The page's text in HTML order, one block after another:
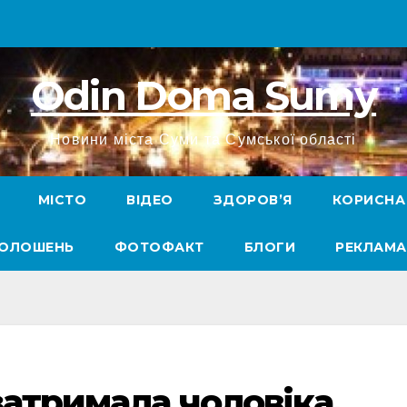
Odin Doma Sumy
Новини міста Суми та Сумської області
МІСТО ВІДЕО ЗДОРОВ’Я КОРИСНА
ФОТОФАКТ БЛОГИ РЕКЛАМА